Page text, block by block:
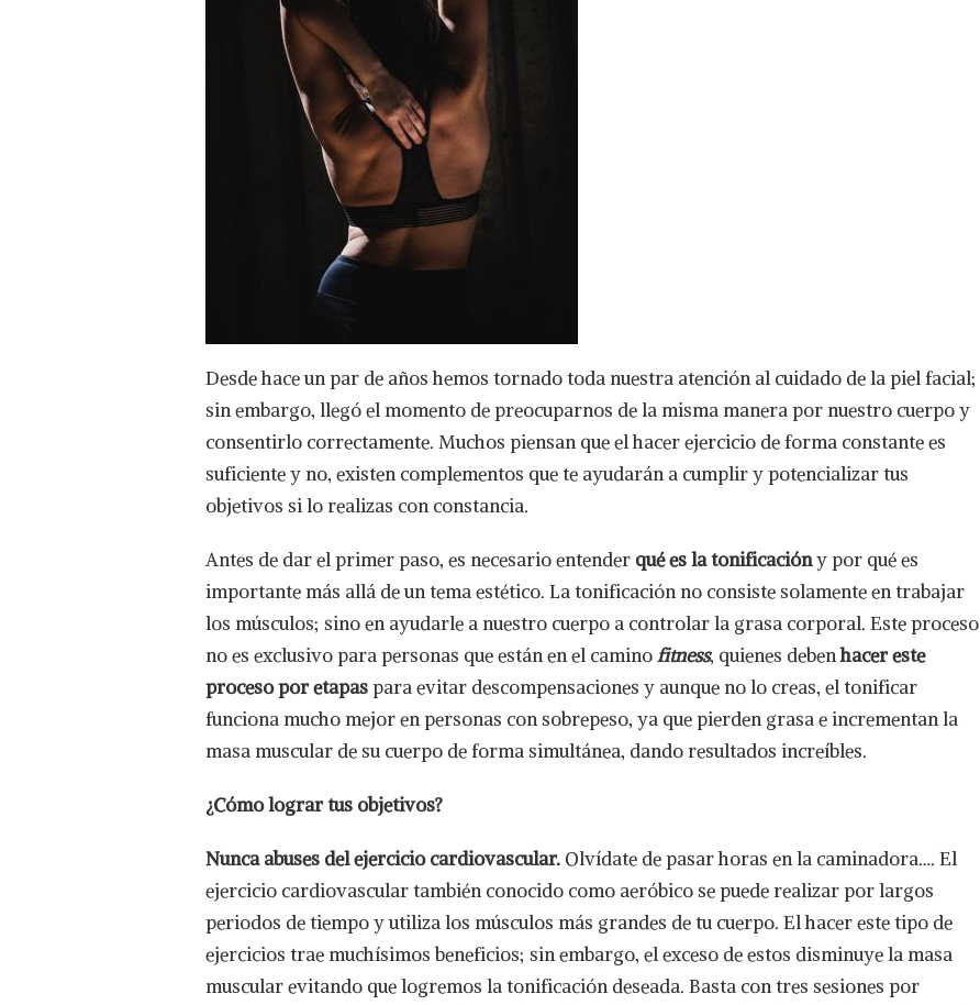
Desde hace un par de años hemos tornado toda nuestra atención al cuidado de la piel facial;
sin embargo, llegó el momento de preocuparnos de la misma manera por nuestro cuerpo y
consentirlo correctamente. Muchos piensan que el hacer ejercicio de forma constante es
suficiente y no, existen complementos que te ayudarán a cumplir y potencializar tus
objetivos si lo realizas con constancia.
Antes de dar el primer paso, es necesario entender qué es la tonificacióny por qué es
importante más allá de un tema estético. La tonificación no consiste solamente en trabajar
los músculos; sino en ayudarle a nuestro cuerpo a controlar la grasa corporal. Este proceso
no es exclusivo para personas que están en el caminofitness, quienes debenhacer este
proceso por etapaspara evitar descompensaciones y aunque no lo creas, el tonificar
funciona mucho mejor en personas con sobrepeso, ya que pierden grasa e incrementan la
masa muscular de su cuerpo de forma simultánea, dando resultados increíbles.
¿Cómo lograr tus objetivos?
Nunca abuses del ejercicio cardiovascular. Olvídate de pasar horas en la caminadora…. El
ejercicio cardiovascular también conocido como aeróbico se puede realizar por largos
periodos de tiempo y utiliza los músculos más grandes de tu cuerpo. El hacer este tipo de
ejercicios trae muchísimos beneficios; sin embargo, el exceso de estos disminuye la masa
muscular evitando que logremos la tonificación deseada. Basta con tres sesiones por